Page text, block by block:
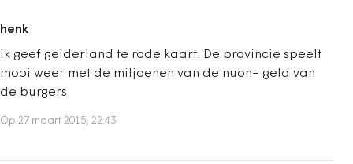
henk
Ik geef gelderland te rode kaart. De provincie speelt
mooi weer met de miljoenen van de nuon= geld van
de burgers
Op 27 maart 2015, 22:43